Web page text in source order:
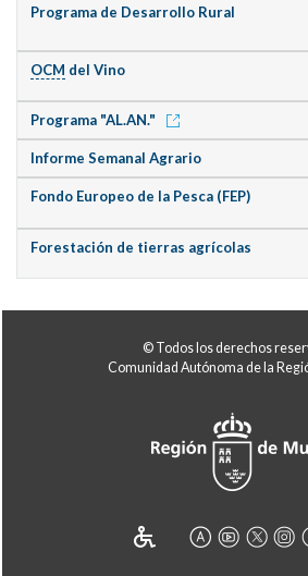
Programa de Desarrollo Rural
OCM del Vino
Programa "AL.AN."
Informe Semanal Agrario
Fondo Europeo de la Pesca (FEP)
Forestación de tierras agrícolas
© Todos los derechos
Comunidad Autónoma de la